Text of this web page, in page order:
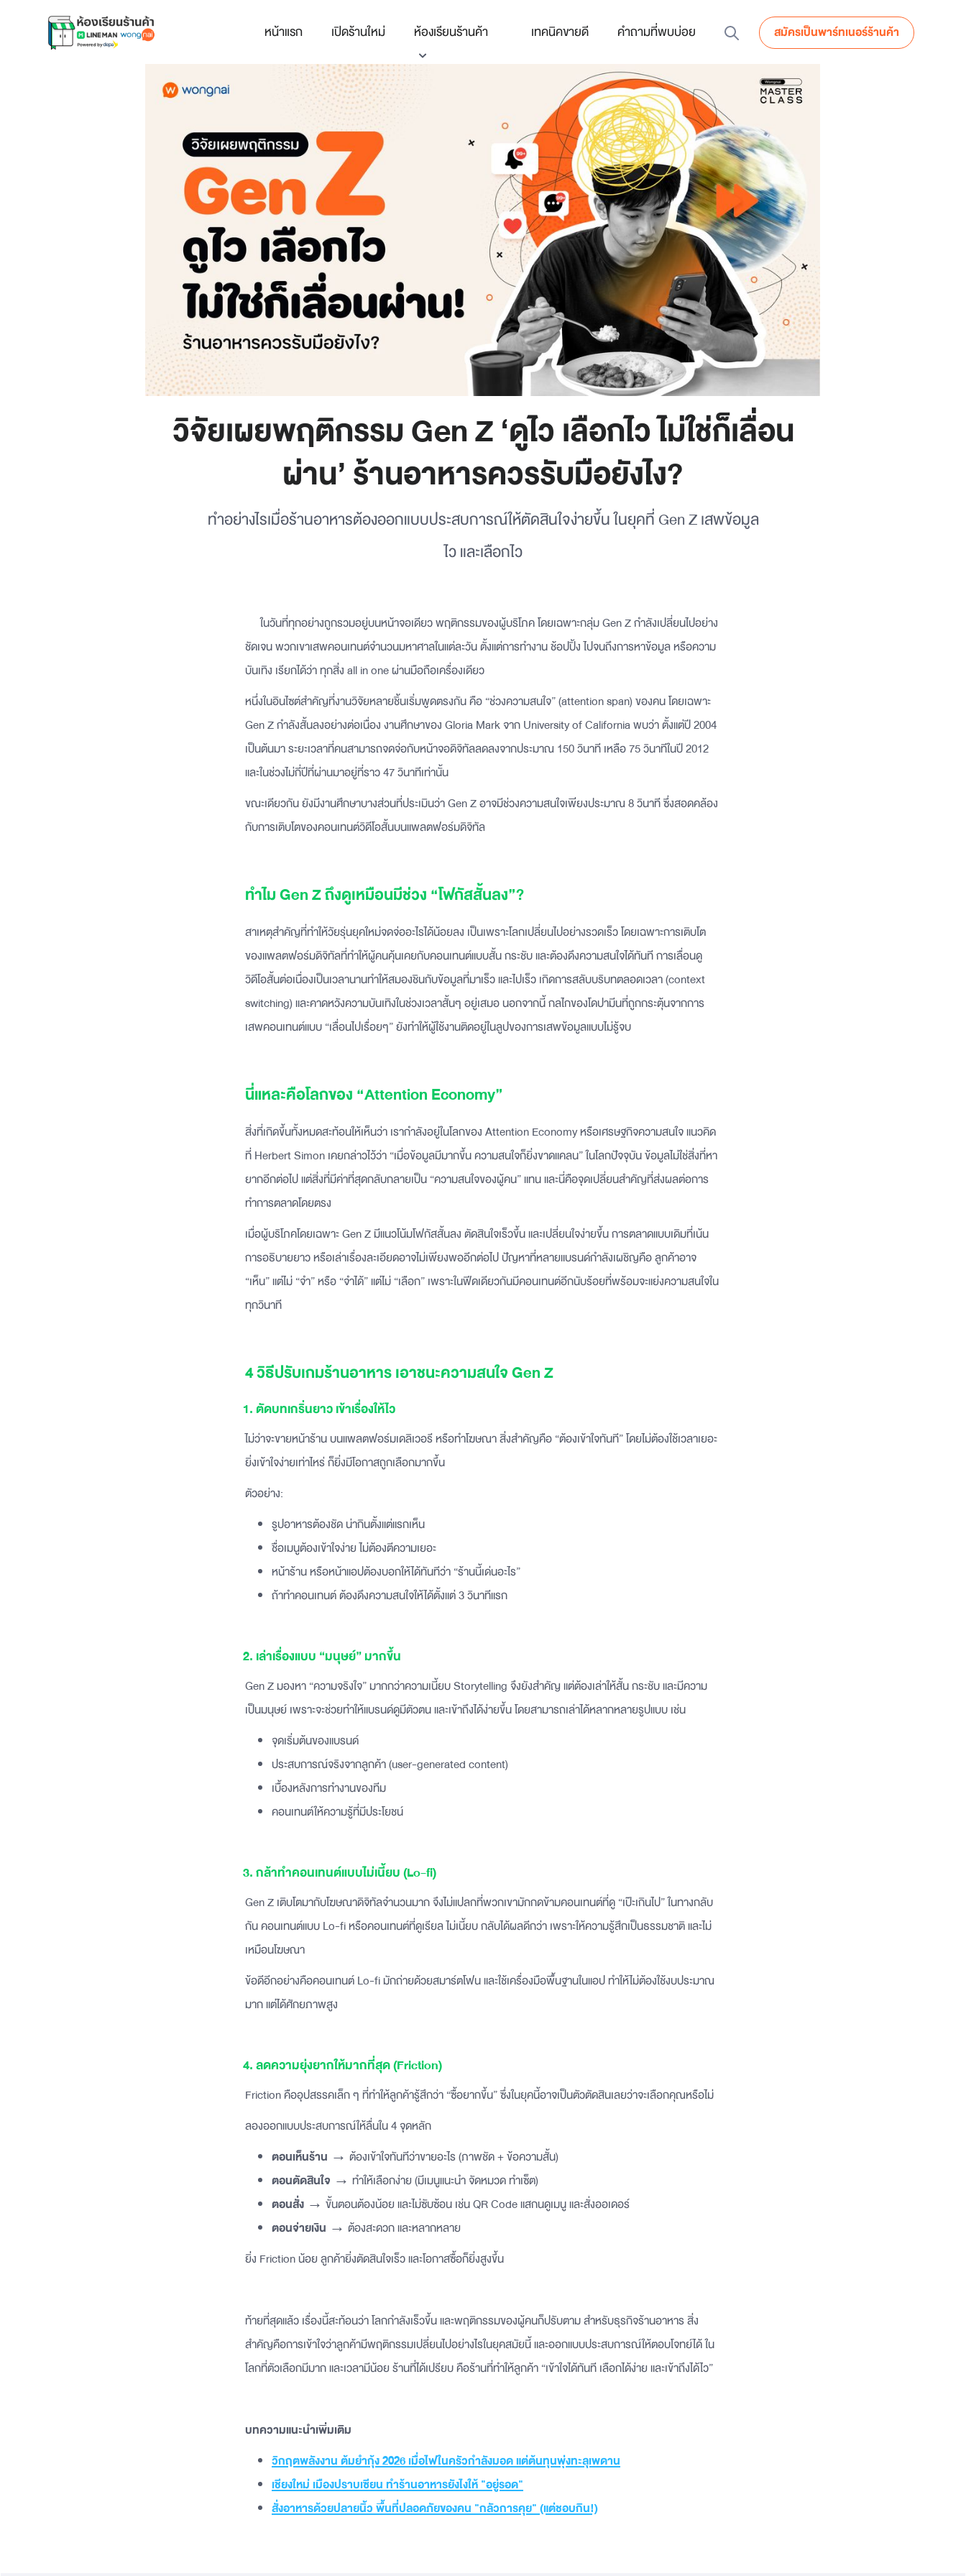
หน้าแรก เปิดร้านใหม่ ห้องเรียนร้านค้า เทคนิคขายดี คำถามที่พบบ่อย สมัครเป็นพาร์ทเนอร์ร้านค้า
วิจัยเผยพฤติกรรม Gen Z ‘ดูไว เลือกไว ไม่ใช่ก็เลื่อน
ผ่าน’ ร้านอาหารควรรับมือยังไง?
ทำอย่างไรเมื่อร้านอาหารต้องออกแบบประสบการณ์ให้ตัดสินใจง่ายขึ้น ในยุคที่ Gen Z เสพข้อมูล
ไว และเลือกไว
ในวันที่ทุกอย่างถูกรวมอยู่บนหน้าจอเดียว พฤติกรรมของผู้บริโภค โดยเฉพาะกลุ่ม Gen Z กำลังเปลี่ยนไปอย่าง
ชัดเจน พวกเขาเสพคอนเทนต์จำนวนมหาศาลในแต่ละวัน ตั้งแต่การทำงาน ช้อปปิ้ง ไปจนถึงการหาข้อมูล หรือความ
บันเทิง เรียกได้ว่า ทุกสิ่ง all in one ผ่านมือถือเครื่องเดียว
หนึ่งในอินไซต์สำคัญที่งานวิจัยหลายชิ้นเริ่มพูดตรงกัน คือ “ช่วงความสนใจ” (attention span) ของคน โดยเฉพาะ
Gen Z กำลังสั้นลงอย่างต่อเนื่อง งานศึกษาของ Gloria Mark จาก University of California พบว่า ตั้งแต่ปี 2004
เป็นต้นมา ระยะเวลาที่คนสามารถจดจ่อกับหน้าจอดิจิทัลลดลงจากประมาณ 150 วินาที เหลือ 75 วินาทีในปี 2012
และในช่วงไม่กี่ปีที่ผ่านมาอยู่ที่ราว 47 วินาทีเท่านั้น
ขณะเดียวกัน ยังมีงานศึกษาบางส่วนที่ประเมินว่า Gen Z อาจมีช่วงความสนใจเพียงประมาณ 8 วินาที ซึ่งสอดคล้อง
กับการเติบโตของคอนเทนต์วิดีโอสั้นบนแพลตฟอร์มดิจิทัล
ทำไม Gen Z ถึงดูเหมือนมีช่วง “โฟกัสสั้นลง”?
สาเหตุสำคัญที่ทำให้วัยรุ่นยุคใหม่จดจ่ออะไรได้น้อยลง เป็นเพราะโลกเปลี่ยนไปอย่างรวดเร็ว โดยเฉพาะการเติบโต
ของแพลตฟอร์มดิจิทัลที่ทำให้ผู้คนคุ้นเคยกับคอนเทนต์แบบสั้น กระชับ และต้องดึงความสนใจได้ทันที การเลื่อนดู
วิดีโอสั้นต่อเนื่องเป็นเวลานานทำให้สมองชินกับข้อมูลที่มาเร็ว และไปเร็ว เกิดการสลับบริบทตลอดเวลา (context
switching) และคาดหวังความบันเทิงในช่วงเวลาสั้นๆ อยู่เสมอ นอกจากนี้ กลไกของโดปามีนที่ถูกกระตุ้นจากการ
เสพคอนเทนต์แบบ “เลื่อนไปเรื่อยๆ” ยังทำให้ผู้ใช้งานติดอยู่ในลูปของการเสพข้อมูลแบบไม่รู้จบ
นี่แหละคือโลกของ “Attention Economy”
สิ่งที่เกิดขึ้นทั้งหมดสะท้อนให้เห็นว่า เรากำลังอยู่ในโลกของ Attention Economy หรือเศรษฐกิจความสนใจ แนวคิด
ที่ Herbert Simon เคยกล่าวไว้ว่า “เมื่อข้อมูลมีมากขึ้น ความสนใจก็ยิ่งขาดแคลน” ในโลกปัจจุบัน ข้อมูลไม่ใช่สิ่งที่หา
ยากอีกต่อไป แต่สิ่งที่มีค่าที่สุดกลับกลายเป็น “ความสนใจของผู้คน” แทน และนี่คือจุดเปลี่ยนสำคัญที่ส่งผลต่อการ
ทำการตลาดโดยตรง
เมื่อผู้บริโภคโดยเฉพาะ Gen Z มีแนวโน้มโฟกัสสั้นลง ตัดสินใจเร็วขึ้น และเปลี่ยนใจง่ายขึ้น การตลาดแบบเดิมที่เน้น
การอธิบายยาว หรือเล่าเรื่องละเอียดอาจไม่เพียงพออีกต่อไป ปัญหาที่หลายแบรนด์กำลังเผชิญคือ ลูกค้าอาจ
“เห็น” แต่ไม่ “จำ” หรือ “จำได้” แต่ไม่ “เลือก” เพราะในฟีดเดียวกันมีคอนเทนต์อีกนับร้อยที่พร้อมจะแย่งความสนใจใน
ทุกวินาที
4 วิธีปรับเกมร้านอาหาร เอาชนะความสนใจ Gen Z
1. ตัดบทเกริ่นยาว เข้าเรื่องให้ไว
ไม่ว่าจะขายหน้าร้าน บนแพลตฟอร์มเดลิเวอรี หรือทำโฆษณา สิ่งสำคัญคือ “ต้องเข้าใจทันที” โดยไม่ต้องใช้เวลาเยอะ
ยิ่งเข้าใจง่ายเท่าไหร่ ก็ยิ่งมีโอกาสถูกเลือกมากขึ้น
ตัวอย่าง:
รูปอาหารต้องชัด น่ากินตั้งแต่แรกเห็น
ชื่อเมนูต้องเข้าใจง่าย ไม่ต้องตีความเยอะ
หน้าร้าน หรือหน้าแอปต้องบอกให้ได้ทันทีว่า “ร้านนี้เด่นอะไร”
ถ้าทำคอนเทนต์ ต้องดึงความสนใจให้ได้ตั้งแต่ 3 วินาทีแรก
2. เล่าเรื่องแบบ “มนุษย์” มากขึ้น
Gen Z มองหา “ความจริงใจ” มากกว่าความเนี้ยบ Storytelling จึงยังสำคัญ แต่ต้องเล่าให้สั้น กระชับ และมีความ
เป็นมนุษย์ เพราะจะช่วยทำให้แบรนด์ดูมีตัวตน และเข้าถึงได้ง่ายขึ้น โดยสามารถเล่าได้หลากหลายรูปแบบ เช่น
จุดเริ่มต้นของแบรนด์
ประสบการณ์จริงจากลูกค้า (user-generated content)
เบื้องหลังการทำงานของทีม
คอนเทนต์ให้ความรู้ที่มีประโยชน์
3. กล้าทำคอนเทนต์แบบไม่เนี้ยบ (Lo-fi)
Gen Z เติบโตมากับโฆษณาดิจิทัลจำนวนมาก จึงไม่แปลกที่พวกเขามักกดข้ามคอนเทนต์ที่ดู “เป๊ะเกินไป” ในทางกลับ
กัน คอนเทนต์แบบ Lo-fi หรือคอนเทนต์ที่ดูเรียล ไม่เนี้ยบ กลับได้ผลดีกว่า เพราะให้ความรู้สึกเป็นธรรมชาติ และไม่
เหมือนโฆษณา
ข้อดีอีกอย่างคือคอนเทนต์ Lo-fi มักถ่ายด้วยสมาร์ตโฟน และใช้เครื่องมือพื้นฐานในแอป ทำให้ไม่ต้องใช้งบประมาณ
มาก แต่ได้ศักยภาพสูง
4. ลดความยุ่งยากให้มากที่สุด (Friction)
Friction คืออุปสรรคเล็ก ๆ ที่ทำให้ลูกค้ารู้สึกว่า “ซื้อยากขึ้น” ซึ่งในยุคนี้อาจเป็นตัวตัดสินเลยว่าจะเลือกคุณหรือไม่
ลองออกแบบประสบการณ์ให้ลื่นใน 4 จุดหลัก
ตอนเห็นร้าน → ต้องเข้าใจทันทีว่าขายอะไร (ภาพชัด + ข้อความสั้น)
ตอนตัดสินใจ → ทำให้เลือกง่าย (มีเมนูแนะนำ จัดหมวด ทำเซ็ต)
ตอนสั่ง → ขั้นตอนต้องน้อย และไม่ซับซ้อน เช่น QR Code แสกนดูเมนู และสั่งออเดอร์
ตอนจ่ายเงิน → ต้องสะดวก และหลากหลาย
ยิ่ง Friction น้อย ลูกค้ายิ่งตัดสินใจเร็ว และโอกาสซื้อก็ยิ่งสูงขึ้น
ท้ายที่สุดแล้ว เรื่องนี้สะท้อนว่า โลกกำลังเร็วขึ้น และพฤติกรรมของผู้คนก็ปรับตาม สำหรับธุรกิจร้านอาหาร สิ่ง
สำคัญคือการเข้าใจว่าลูกค้ามีพฤติกรรมเปลี่ยนไปอย่างไรในยุคสมัยนี้ และออกแบบประสบการณ์ให้ตอบโจทย์ได้ ใน
โลกที่ตัวเลือกมีมาก และเวลามีน้อย ร้านที่ได้เปรียบ คือร้านที่ทำให้ลูกค้า “เข้าใจได้ทันที เลือกได้ง่าย และเข้าถึงได้ไว”
บทความแนะนำเพิ่มเติม
วิกฤตพลังงาน ต้มยำกุ้ง 2026 เมื่อไฟในครัวกำลังมอด แต่ต้นทุนพุ่งทะลุเพดาน
เชียงใหม่ เมืองปราบเซียน ทำร้านอาหารยังไงให้ "อยู่รอด"
สั่งอาหารด้วยปลายนิ้ว พื้นที่ปลอดภัยของคน "กลัวการคุย" (แต่ชอบกิน!)